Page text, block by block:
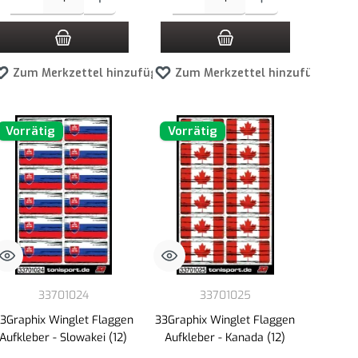
Zum Merkzettel hinzufügen Zum Merkzettel hinzufügen
Vorrätig
33701024
Winglet Flaggen
Aufkleber - Slowakei (12)
Vorrätig
33701025
33Graphix Winglet Flaggen
Aufkleber - Kanada (12)